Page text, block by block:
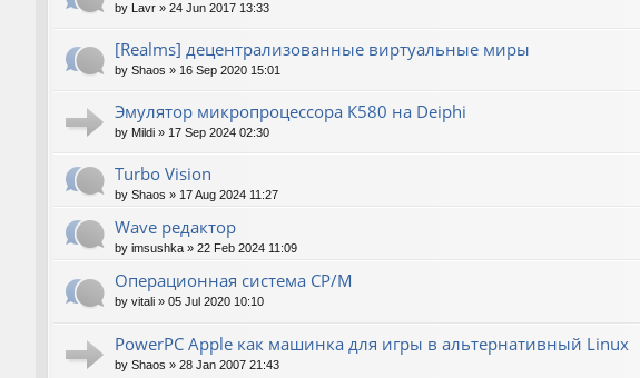
by Lavr » 24 Jun 2017 13:33
[Realms] децентрализованные виртуальные миры
by Shaos » 16 Sep 2020 15:01
Эмулятор микропроцессора К580 на Deiphi
by Mildi » 17 Sep 2024 02:30
Turbo Vision
by Shaos » 17 Aug 2024 11:27
Wave редактор
by imsushka » 22 Feb 2024 11:09
Операционная система CP/M
by vitali » 05 Jul 2020 10:10
PowerPC Apple как машинка для игры в альтернативный Linux
by Shaos » 28 Jan 2007 21:43